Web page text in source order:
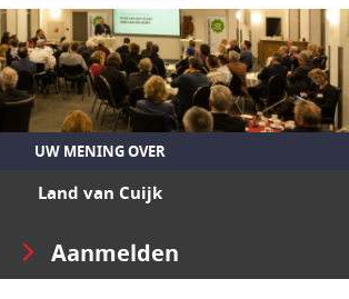
UW MENING OVER
Land van Cuijk
Aanmelden